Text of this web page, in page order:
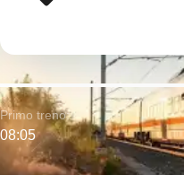
Primo treno:
08:05